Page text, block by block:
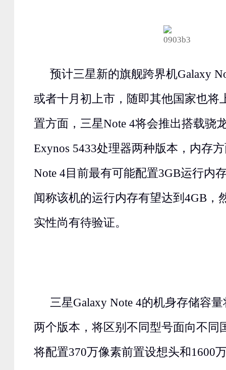
预计三星新的旗舰跨界机Galaxy
或者十月初上市，随即其他国家也将
置方面，三星Note 4将会推出搭载骁
Exynos 5433处理器两种版本，内存
Note 4目前最有可能配置3GB运行内
闻称该机的运行内存有望达到4GB，
实性尚有待验证。
三星Galaxy Note 4的机身存储容
两个版本，将区别不同型号面向不同
将配置370万像素前置设想头和1600